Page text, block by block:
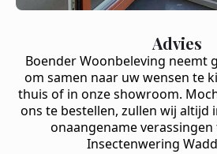
Advies
Boender Woonbeleving neemt
om samen naar uw wensen te
thuis of in onze showroom.
ons te bestellen, zullen wij altijd
onaangename
Insectenwering